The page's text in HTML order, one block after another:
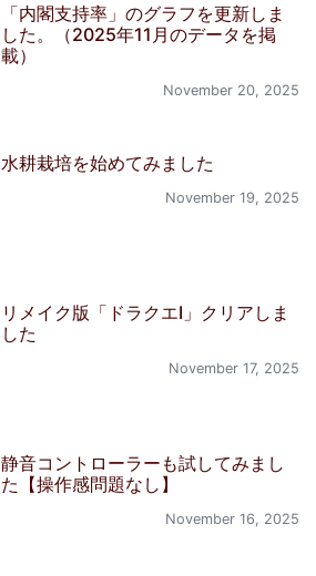
「内閣支持率」のグラフを更新しま
した。（2025年11月のデータを掲
載）
November 20, 2025
水耕栽培を始めてみました
November 19, 2025
リメイク版「ドラクエI」クリアしま
した
November 17, 2025
静音コントローラーも試してみまし
た【操作感問題なし】
November 16, 2025